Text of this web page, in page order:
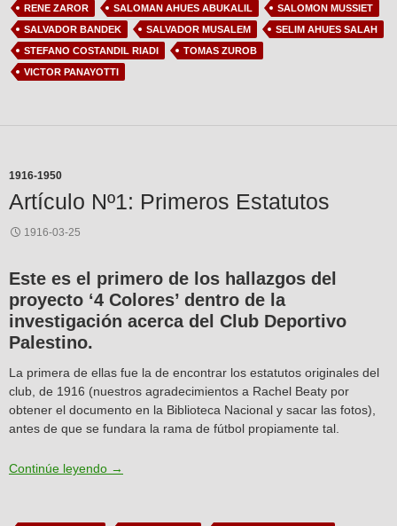
RENE ZAROR
SALOMAN AHUES ABUKALIL
SALOMON MUSSIET
SALVADOR BANDEK
SALVADOR MUSALEM
SELIM AHUES SALAH
STEFANO COSTANDIL RIADI
TOMAS ZUROB
VICTOR PANAYOTTI
1916-1950
Artículo Nº1: Primeros Estatutos
1916-03-25
Este es el primero de los hallazgos del
proyecto ‘4 Colores’ dentro de la
investigación acerca del Club Deportivo
Palestino.
La primera de ellas fue la de encontrar los estatutos originales del
club, de 1916 (nuestros agradecimientos a Rachel Beaty por
obtener el documento en la Biblioteca Nacional y sacar las fotos),
antes de que se fundara la rama de fútbol propiamente tal.
Continúe leyendo Artículo Nº1: Primeros Estatutos
→